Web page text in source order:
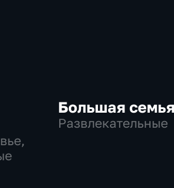
Большая семья
Развлекательные